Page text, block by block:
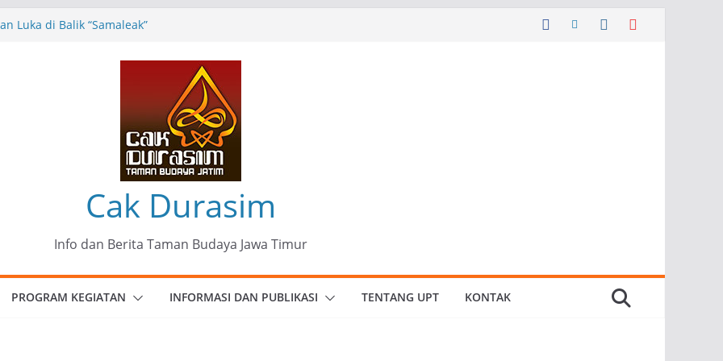
Luka di Balik “Samaleak”
Ungkapan Kritis Tentang Derita
Patria Seni Rupa Kota Blitar :
Menjadi Mantra Perlawanan
Cak Durasim
Info dan Berita Taman Budaya Jawa Timur
PROGRAM KEGIATAN INFORMASI DAN PUBLIKASI TENTANG UPT KONTAK